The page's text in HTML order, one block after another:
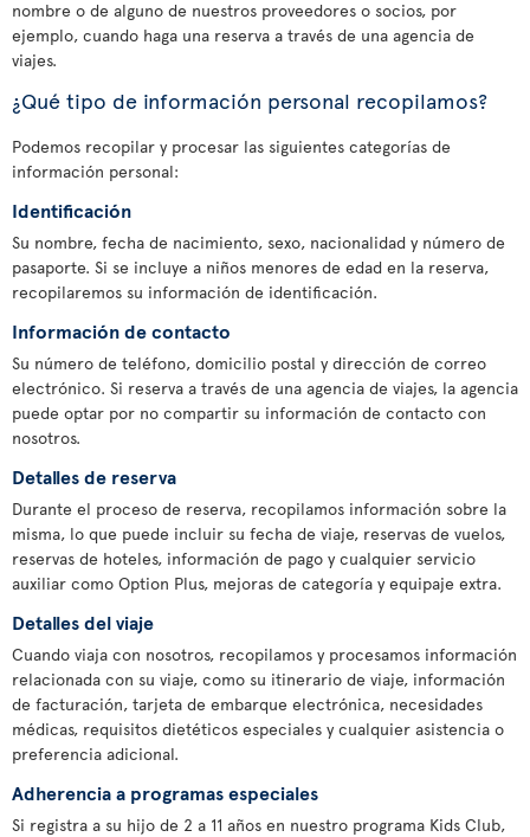
nombre o de alguno de nuestros proveedores o socios, por
ejemplo, cuando haga una reserva a través de una agencia de
viajes.
¿Qué tipo de información personal recopilamos?
Podemos recopilar y procesar las siguientes categorías de
información personal:
Identificación
Su nombre, fecha de nacimiento, sexo, nacionalidad y número de
pasaporte. Si se incluye a niños menores de edad en la reserva,
recopilaremos su información de identificación.
Información de contacto
Su número de teléfono, domicilio postal y dirección de correo
electrónico. Si reserva a través de una agencia de viajes, la agencia
puede optar por no compartir su información de contacto con
nosotros.
Detalles de reserva
Durante el proceso de reserva, recopilamos información sobre la
misma, lo que puede incluir su fecha de viaje, reservas de vuelos,
reservas de hoteles, información de pago y cualquier servicio
auxiliar como Option Plus, mejoras de categoría y equipaje extra.
Detalles del viaje
Cuando viaja con nosotros, recopilamos y procesamos información
relacionada con su viaje, como su itinerario de viaje, información
de facturación, tarjeta de embarque electrónica, necesidades
médicas, requisitos dietéticos especiales y cualquier asistencia o
preferencia adicional.
Adherencia a programas especiales
Si registra a su hijo de 2 a 11 años en nuestro programa Kids Club,